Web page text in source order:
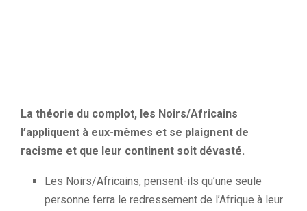
La théorie du complot, les Noirs/Africains
l’appliquent à eux-mêmes et se plaignent de
racisme et que leur continent soit dévasté.
Les Noirs/Africains, pensent-ils qu’une seule
personne ferra le redressement de l’Afrique à leur